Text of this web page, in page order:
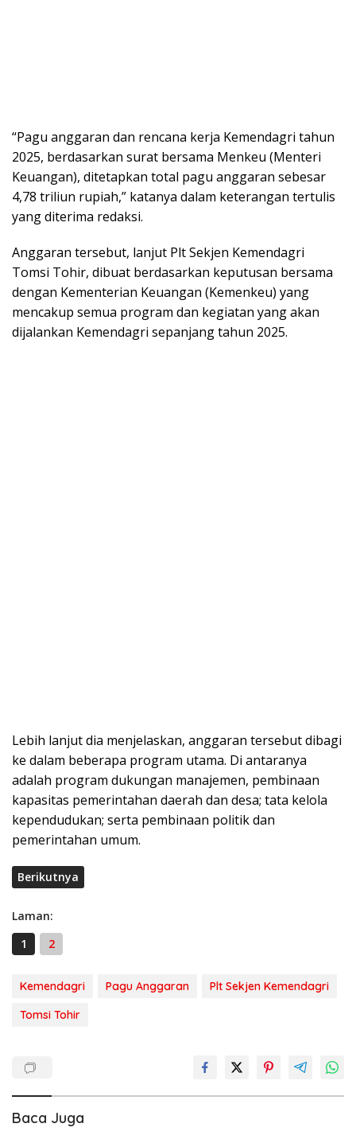
“Pagu anggaran dan rencana kerja Kemendagri tahun
2025, berdasarkan surat bersama Menkeu (Menteri
Keuangan), ditetapkan total pagu anggaran sebesar
4,78 triliun rupiah,” katanya dalam keterangan tertulis
yang diterima redaksi.
Anggaran tersebut, lanjut Plt Sekjen Kemendagri
Tomsi Tohir, dibuat berdasarkan keputusan bersama
dengan Kementerian Keuangan (Kemenkeu) yang
mencakup semua program dan kegiatan yang akan
dijalankan Kemendagri sepanjang tahun 2025.
Lebih lanjut dia menjelaskan, anggaran tersebut dibagi
ke dalam beberapa program utama. Di antaranya
adalah program dukungan manajemen, pembinaan
kapasitas pemerintahan daerah dan desa; tata kelola
kependudukan; serta pembinaan politik dan
pemerintahan umum.
Berikutnya
Laman:
1
2
Kemendagri Pagu Anggaran
Plt Sekjen Kemendagri
Tomsi Tohir
Baca Juga